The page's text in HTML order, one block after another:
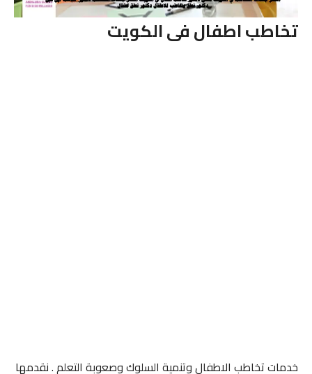
تخاطب اطفال فى الكويت
خدمات تخاطب الاطفال وتنمية السلوك وصعوبة التعلم . نقدمها